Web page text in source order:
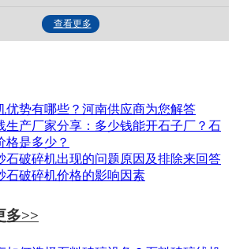
查看更多
优势有哪些？河南供应商为您解答
生产厂家分享：多少钱能开石子厂？石
格是多少？
石破碎机出现的问题原因及排除来回答
石破碎机价格的影响因素
多>>